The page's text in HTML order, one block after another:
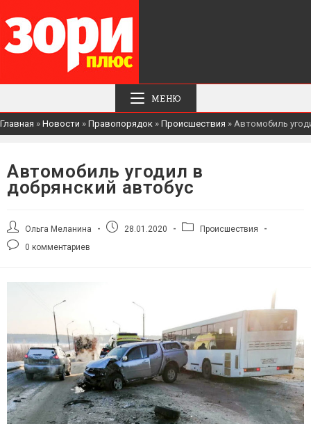
МЕНЮ
Главная » Новости » Правопорядок » Происшествия » Автомобиль
Автомобиль угодил в
добрянский автобус
Автор
записи:
Ольга Меланина
Запись28.01.2020
РубрикаПроисшествия
Комментарии
0 комментариев